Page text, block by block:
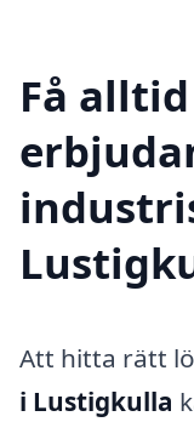
Få
Att hitta rätt
i Lustigkulla